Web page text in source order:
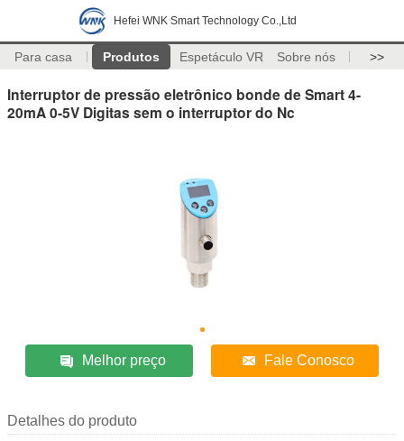
Hefei WNK Smart Technology Co.,Ltd
Para casa Produtos Espetáculo VR Sobre nós >>
Interruptor de pressão eletrônico bonde de Smart 4-
20mA 0-5V Digitas sem o interruptor do Nc
Melhor preço Fale Conosco
Detalhes do produto